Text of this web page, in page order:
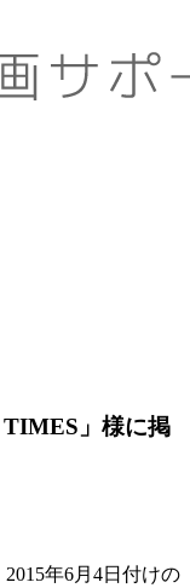
」様に掲
年6月4日付けの